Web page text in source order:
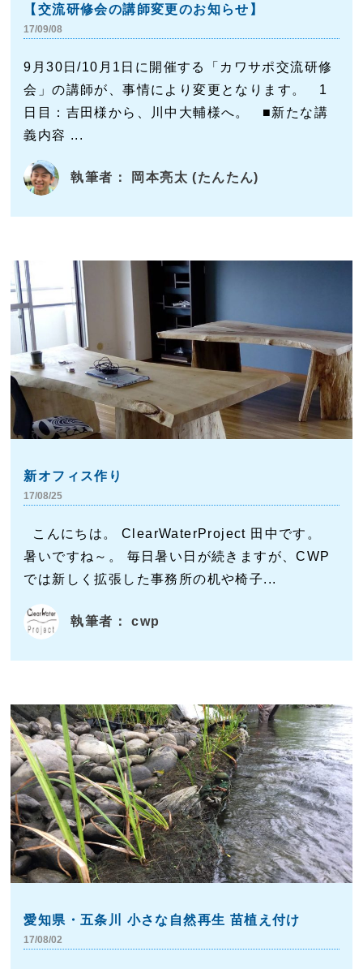
【交流研修会の講師変更のお知らせ】
17/09/08
9月30日/10月1日に開催する「カワサポ交流研修
会」の講師が、事情により変更となります。 1
日目：吉田様から、川中大輔様へ。 ■新たな講
義内容 ...
執筆者： 岡本亮太 (たんたん)
新オフィス作り
17/08/25
こんにちは。 ClearWaterProject 田中です。
暑いですね～。 毎日暑い日が続きますが、CWP
では新しく拡張した事務所の机や椅子...
執筆者： cwp
愛知県・五条川 小さな自然再生 苗植え付け
17/08/02